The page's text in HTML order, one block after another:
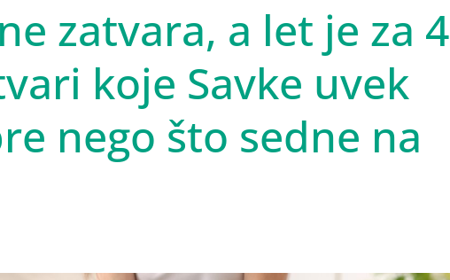
zatvara, a let je za 4
koje Savke uvek
nego što sedne na